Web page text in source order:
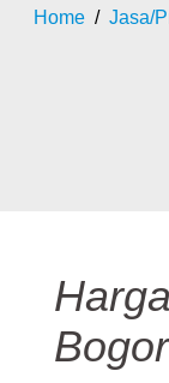
Home/ Jasa/
Bogor